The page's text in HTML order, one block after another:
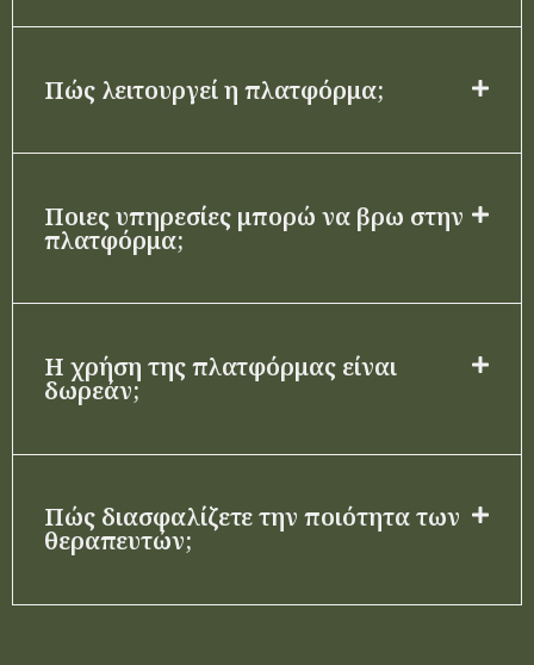
Πώς λειτουργεί η πλατφόρμα;
Ποιες υπηρεσίες μπορώ να βρω στην
πλατφόρμα;
Η χρήση της πλατφόρμας είναι
δωρεάν;
Πώς διασφαλίζετε την ποιότητα των
θεραπευτών;